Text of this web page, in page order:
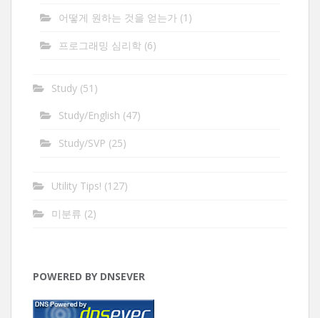
어떻게 원하는 것을 얻는가 (1)
프로그래밍 심리학 (6)
Study (51)
Study/English (47)
Study/SVP (25)
Utility Tips! (127)
미분류 (2)
POWERED BY DNSEVER